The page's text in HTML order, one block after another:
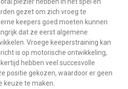
gezet om zich vroeg te
keepers goed moeten kunnen
dat ze eerst algemene
Vroege keeperstraining kan
is op motorische ontwikkeling,
hebben veel succesvolle
positie gekozen, waardoor er geen
keuze te maken.